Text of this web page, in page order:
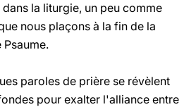
la liturgie, un peu comme
nous plaçons à la fin de la
paroles de prière se révèlent
pour exalter l'alliance entre